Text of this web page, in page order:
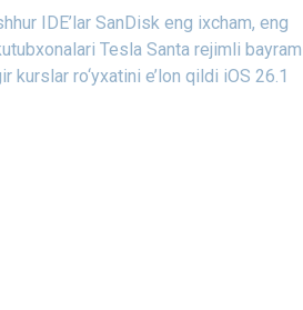
IDE’lar SanDisk eng ixcham, eng
Tesla Santa rejimli bayram
kurslar ro‘yxatini e’lon qildi iOS 26.1